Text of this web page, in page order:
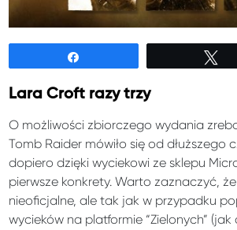
Lara Croft razy trzy
O możliwości zbiorczego wydania
Tomb Raider mówiło się od dłuższego
dopiero dzięki wyciekowi ze sklepu
pierwsze konkrety. Warto zaznaczyć,
nieoficjalne, ale tak jak w przypadku
wycieków na platformie “Zielonych”